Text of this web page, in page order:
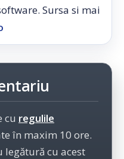
Sursa si mai
cu regulile
în maxim 10 ore.
legătură cu acest